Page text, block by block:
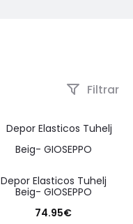
Filtrar
Depor Elasticos Tuhelj
Beig- GIOSEPPO
74.95€